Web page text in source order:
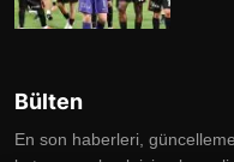
Bülten
En son haberleri,